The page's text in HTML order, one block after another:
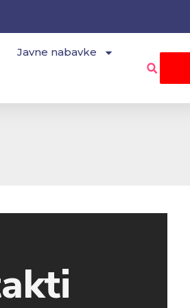
Javne nabavke